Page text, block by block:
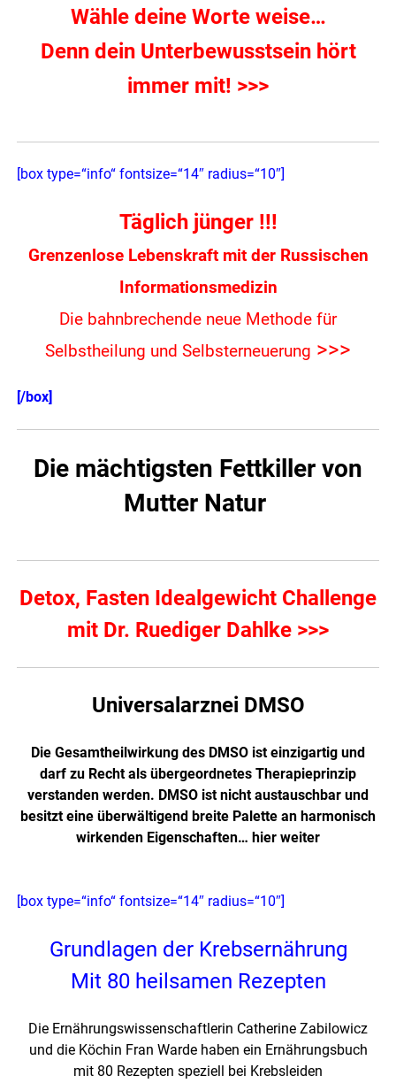
Wähle deine Worte weise…
Denn dein Unterbewusstsein hört
immer mit! >>>
[box type=“info“ fontsize=“14″ radius=“10″]
Täglich jünger !!!
Grenzenlose Lebenskraft mit der Russischen
Informationsmedizin
Die bahnbrechende neue Methode für
Selbstheilung und Selbsterneuerung >>>
[/box]
Die mächtigsten Fettkiller von
Mutter Natur
Detox, Fasten Idealgewicht Challenge
mit Dr. Ruediger Dahlke >>>
Universalarznei DMSO
Die Gesamtheilwirkung des DMSO ist einzigartig und
darf zu Recht als übergeordnetes Therapieprinzip
verstanden werden. DMSO ist nicht austauschbar und
besitzt eine überwältigend breite Palette an harmonisch
wirkenden Eigenschaften… hier weiter
[box type=“info“ fontsize=“14″ radius=“10″]
Grundlagen der Krebsernährung
Mit 80 heilsamen Rezepten
Die Ernährungswissenschaftlerin Catherine Zabilowicz
und die Köchin Fran Warde haben ein Ernährungsbuch
mit 80 Rezepten speziell bei Krebsleiden